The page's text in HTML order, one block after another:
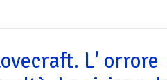
L' orrore